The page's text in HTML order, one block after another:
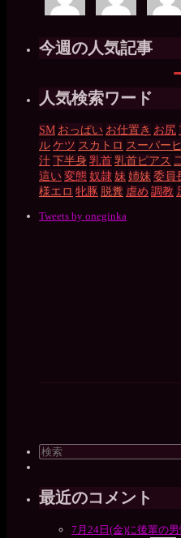
今週の人気記事
人気検索ワード
SM おっぱい お仕置き お尻
ルケツ スカトロ スーパー
汁下半身乳首乳首ピアス
這い変態奴隷 妹姉妹委員
様エロ 牝豚 脱糞 虐め 調教
Tweets by oneginka
検
象:
最近のコメント
7月24日(金)に後輩の